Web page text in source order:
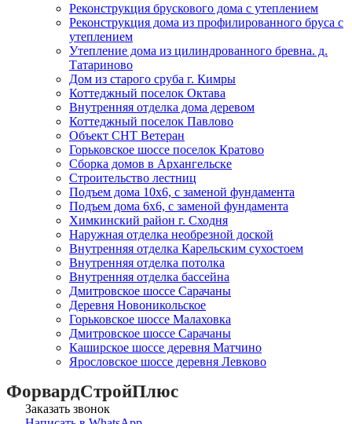
Реконструкция брускового дома с утеплением
Реконструкция дома из профилированного бруса с
утеплением
Утепление дома из цилиндрованного бревна. д.
Татариново
Дом из старого сруба г. Кимры
Коттеджный поселок Октава
Внутренняя отделка дома деревом
Коттеджный поселок Павлово
Объект СНТ Ветеран
Горьковское шоссе поселок Кратово
Сборка домов в Архангельске
Строительство лестниц
Подъем дома 10х6, с заменой фундамента
Подъем дома 6х6, с заменой фундамента
Химкинский район г. Сходня
Наружная отделка необрезной доской
Внутренняя отделка Карельским сухостоем
Внутренняя отделка потолка
Внутренняя отделка бассейна
Дмитровское шоссе Сарачаны
Деревня Новоникольское
Горьковское шоссе Малаховка
Дмитровское шоссе Сарачаны
Каширское шоссе деревня Матчино
Ярословское шоссе деревня Левково
ФорвардСтройПлюс
Заказать звонок